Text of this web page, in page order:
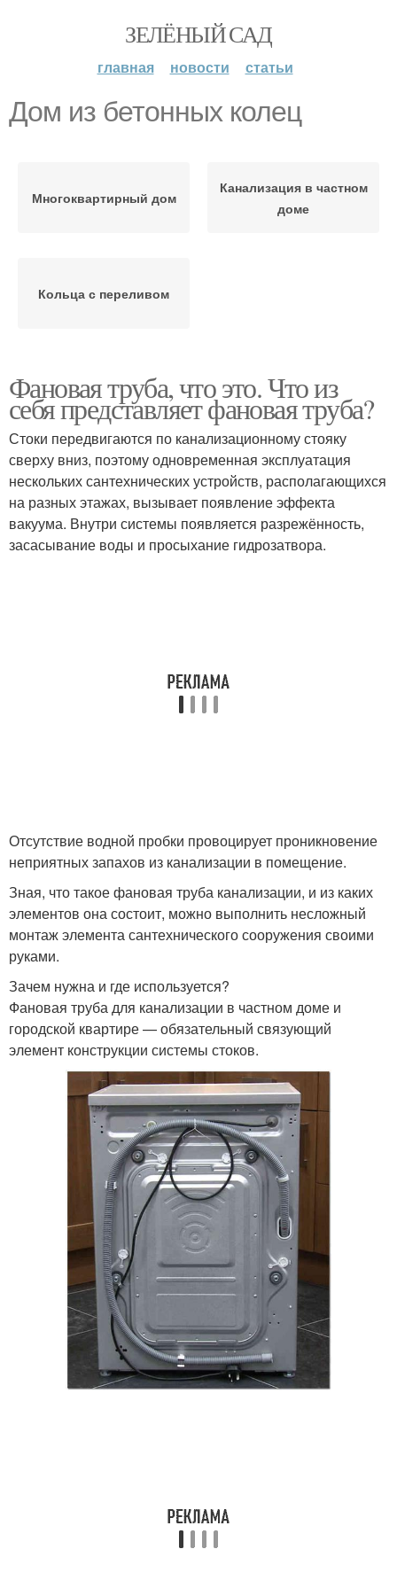
ЗЕЛЁНЫЙ САД
главная новости статьи
Дом из бетонных колец
Многоквартирный дом
Канализация в частном
доме
Кольца с переливом
Фановая труба, что это. Что из
себя представляет фановая труба?
Стоки передвигаются по канализационному стояку
сверху вниз, поэтому одновременная эксплуатация
нескольких сантехнических устройств, располагающихся
на разных этажах, вызывает появление эффекта
вакуума. Внутри системы появляется разрежённость,
засасывание воды и просыхание гидрозатвора.
Отсутствие водной пробки провоцирует проникновение
неприятных запахов из канализации в помещение.
Зная, что такое фановая труба канализации, и из каких
элементов она состоит, можно выполнить несложный
монтаж элемента сантехнического сооружения своими
руками.
Зачем нужна и где используется?
Фановая труба для канализации в частном доме и
городской квартире — обязательный связующий
элемент конструкции системы стоков.